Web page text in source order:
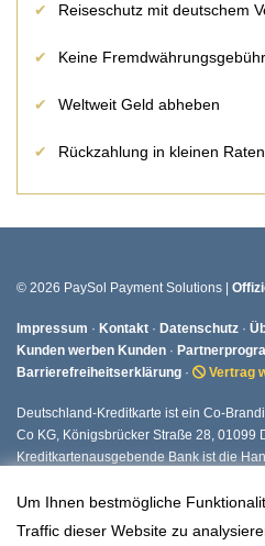
Um Ihnen bestmögliche
Traffic dieser Website zu
Reiseschutz mit deutschem
Keine
Weltweit Geld abheben
Rückzahlung in kleinen Raten
© 2026 PaySol Payment Solutions |
Impressum · Kontakt · Datenschutz ·
Kunden werben Kunden ·
Barrierefreiheitserklärung · Vertrag
Deutschland-Kreditkarte ist ein Co-
Co KG, Königsbrücker Straße 28, 01099
Kreditkartenausgebende Bank ist die